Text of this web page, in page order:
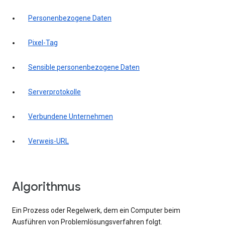
Personenbezogene Daten
Pixel-Tag
Sensible personenbezogene Daten
Serverprotokolle
Verbundene Unternehmen
Verweis-URL
Algorithmus
Ein Prozess oder Regelwerk, dem ein Computer beim
Ausführen von Problemlösungsverfahren folgt.